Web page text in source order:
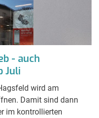
- auch
Juli
wird am
Damit sind dann
im kontrollierten